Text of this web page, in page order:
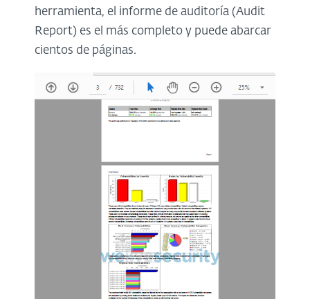
herramienta, el informe de auditoría (Audit
Report) es el más completo y puede abarcar
cientos de páginas.